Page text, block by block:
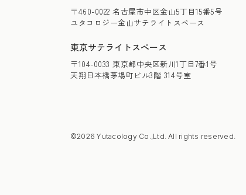
〒460-0022 名古屋市中区金山5丁目15番5号
ユタコロジー金山サテライトスペース
東京サテライトスペース
〒104-0033 東京都中央区新川1丁目7番1号
天翔日本橋茅場町ビル3階 314号室
©2026 Yutacology Co.,Ltd. All rights reserved.